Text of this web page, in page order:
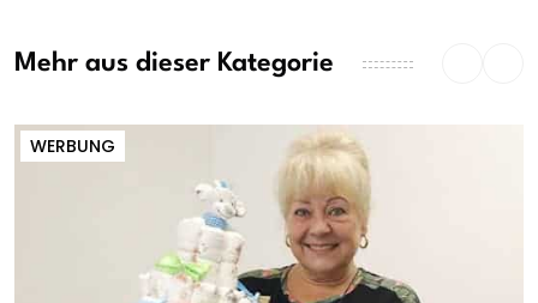
Mehr aus dieser Kategorie
WERBUNG